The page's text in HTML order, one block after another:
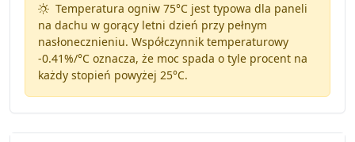
Temperatura ogniw 75°C jest typowa dla paneli
na dachu w gorący letni dzień przy pełnym
nasłonecznieniu. Współczynnik temperaturowy
-0.41%/°Coznacza, że moc spada o tyle procent na
każdy stopień powyżej 25°C.